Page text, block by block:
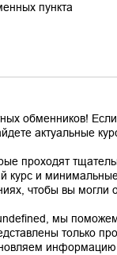
пункта
обменников!
актуальные
проходят
курс и
чтобы вы могли
мы
только